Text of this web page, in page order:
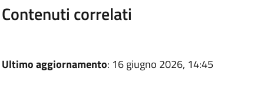
Contenuti correlati
Ultimo aggiornamento: 16 giugno 2026, 14:45